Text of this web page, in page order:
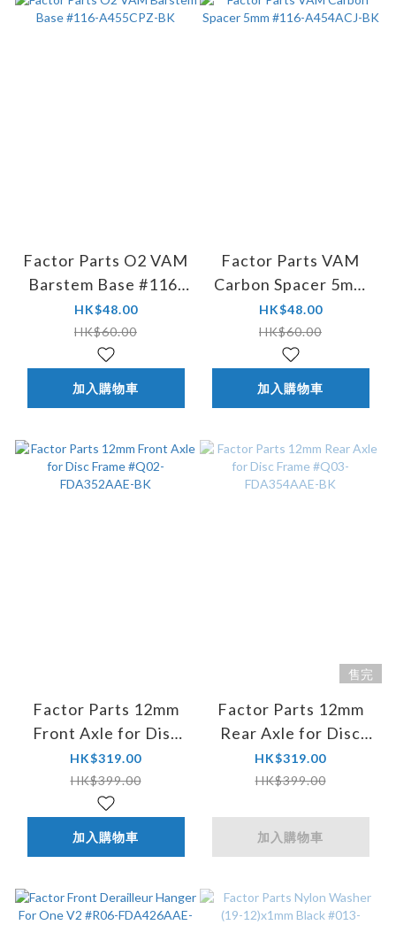
Factor Parts O2 VAM
Barstem Base #116-
A455CPZ-BK
HK$48.00
HK$60.00
加入購物車
Factor Parts VAM
Carbon Spacer 5mm
#116-A454ACJ-BK
HK$48.00
HK$60.00
加入購物車
Factor Parts 12mm
Front Axle for Disc
Frame #Q02-
FDA352AAE-BK
HK$319.00
HK$399.00
加入購物車
售完
Factor Parts 12mm
Rear Axle for Disc
Frame #Q03-
FDA354AAE-BK
HK$319.00
HK$399.00
加入購物車